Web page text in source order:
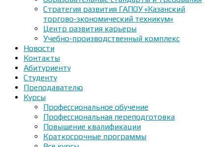
Стратегия развития ГАПОУ «Казанский
торгово-экономический техникум»
Центр развития карьеры
Учебно-производственный комплекс
Новости
Контакты
Абитуриенту
Студенту
Преподавателю
Курсы
Профессиональное обучение
Профессиональная переподготовка
Повышение квалификации
Краткосрочные программы